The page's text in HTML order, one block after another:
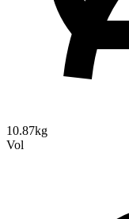
10.87kg
Vol